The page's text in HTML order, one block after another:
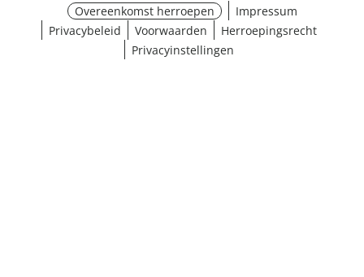
Overeenkomst herroepen
Impressum
Privacybeleid
Voorwaarden
Herroepingsrecht
Privacyinstellingen